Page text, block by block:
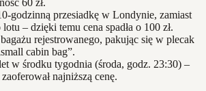
60 zł.
godzinną przesiadkę w Londynie, zamiast
– dzięki temu cena spadła o 100 zł.
rejestrowanego, pakując się w plecak
cabin bag”.
w środku tygodnia (środa, godz. 23:30) –
najniższą cenę.